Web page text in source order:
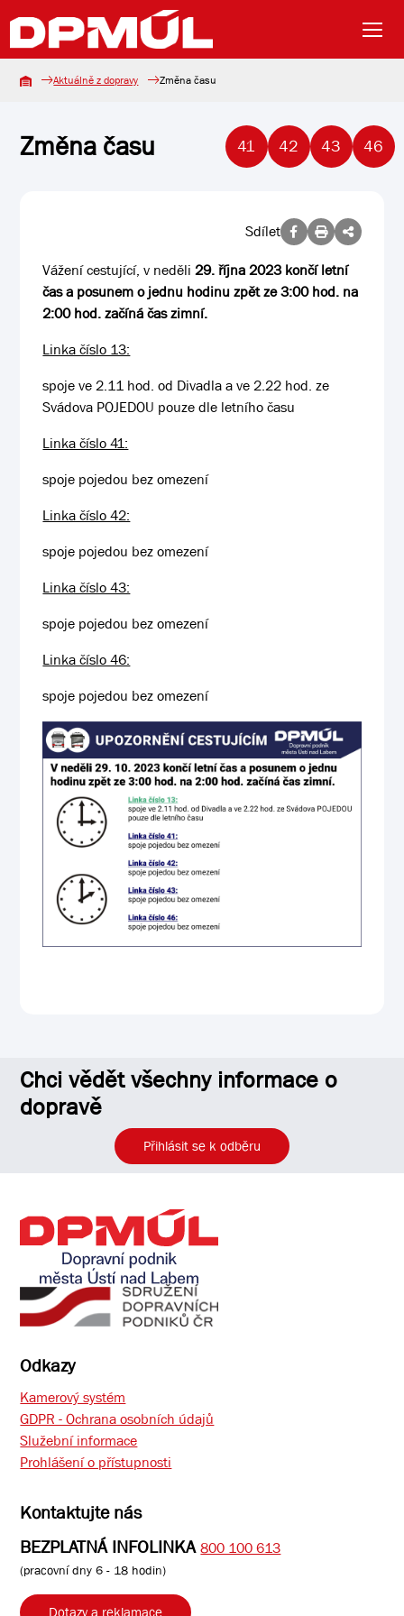
Aktuálně z dopravy Změna času
Změna času 41 42 43 46
Sdílet
Vážení cestující, v neděli29. října 2023 končí letní
čas a posunem o jednu hodinu zpět ze 3:00 hod. na
2:00 hod. začíná čas zimní.
Linka číslo 13:
spoje ve 2.11 hod. od Divadla a ve 2.22 hod. ze
Svádova POJEDOU pouze dle letního času
Linka číslo 41:
spoje pojedou bez omezení
Linka číslo 42:
spoje pojedou bez omezení
Linka číslo 43:
spoje pojedou bez omezení
Linka číslo 46:
spoje pojedou bez omezení
Chci vědět všechny informace o
dopravě
Přihlásit se k odběru
Odkazy
Kamerový systém
GDPR - Ochrana osobních údajů
Služební informace
Prohlášení o přístupnosti
Kontaktujte nás
BEZPLATNÁ INFOLINKA 800 100 613
(pracovní dny 6 - 18 hodin)